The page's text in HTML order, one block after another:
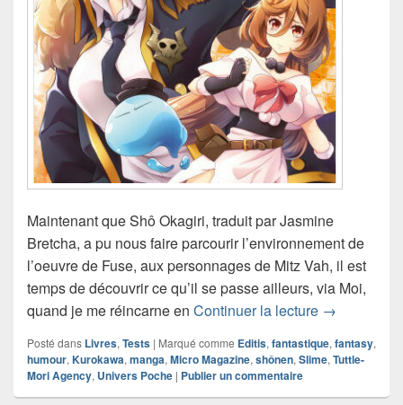
Maintenant que Shô Okagiri, traduit par Jasmine
Bretcha, a pu nous faire parcourir l’environnement de
l’oeuvre de Fuse, aux personnages de Mitz Vah, il est
temps de découvrir ce qu’il se passe ailleurs, via Moi,
quand je me réincarne en Continuer la lecture Chronique
→
Posté dans Livres, Tests | Marqué comme Editis, fantastique, fantasy,
humour, Kurokawa, manga, Micro Magazine, shônen, Slime, Tuttle-
Mori Agency, Univers Poche | Publier un commentaire